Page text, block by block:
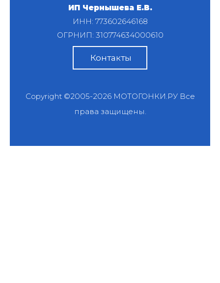
ИП Чернышева Е.В.
ИНН: 773602646168
ОГРНИП: 310774634000610
Контакты
Copyright ©2005-2026 МОТОГОНКИ.РУВсе
права защищены.